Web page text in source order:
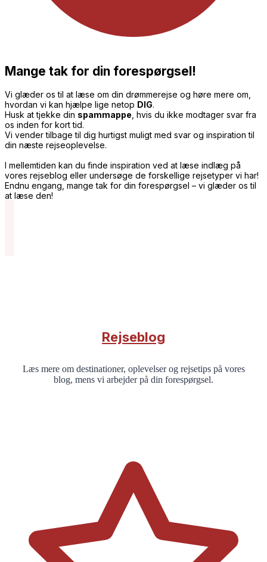
Mange tak for din forespørgsel!
Vi glæder os til at læse om din drømmerejse og høre mere om,
hvordan vi kan hjælpe lige netop DIG.
Husk at tjekke din spammappe , hvis du ikke modtager svar fra
os inden for kort tid.
Vi vender tilbage til dig hurtigst muligt med svar og inspiration til
din næste rejseoplevelse.
I mellemtiden kan du finde inspiration ved at læse indlæg på
vores rejseblog eller undersøge de forskellige rejsetyper vi har!
Endnu engang, mange tak for din forespørgsel – vi glæder os til
at læse den!
Rejseblog
Læs mere om destinationer, oplevelser og rejsetips på vores
blog, mens vi arbejder på din forespørgsel.